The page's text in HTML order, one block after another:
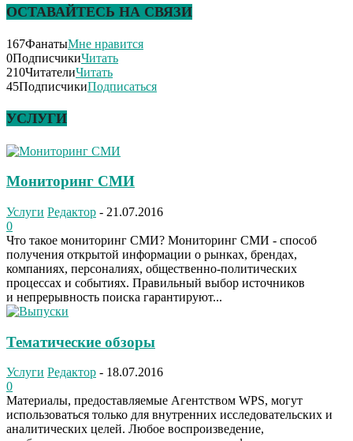
ОСТАВАЙТЕСЬ НА СВЯЗИ
167ФанатыМне нравится
0ПодписчикиЧитать
210ЧитателиЧитать
45ПодписчикиПодписаться
УСЛУГИ
Мониторинг СМИ
Услуги Редактор - 21.07.2016
0
Что такое мониторинг СМИ? Мониторинг СМИ - способ
получения открытой информации о рынках, брендах,
компаниях, персоналиях, общественно-политических
процессах и событиях. Правильный выбор источников
и непрерывность поиска гарантируют...
Тематические обзоры
Услуги Редактор - 18.07.2016
0
Материалы, предоставляемые Агентством WPS, могут
использоваться только для внутренних исследовательских и
аналитических целей. Любое воспроизведение,